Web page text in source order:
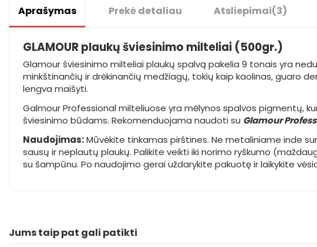
Aprašymas Prekė detaliau Atsliepimai(3)
GLAMOUR plaukų šviesinimo milteliai (500gr.)
Glamour šviesinimo milteliai plaukų spalvą pakelia 9 tonais yra
minkštinančių ir drėkinančių medžiagų, tokių kaip kaolinas, guaro
lengva maišyti.
Galmour Professional milteliuose yra mėlynos spalvos pigmentų,
šviesinimo būdams. Rekomenduojama naudoti su Glamour
Naudojimas:Mūvėkite tinkamas pirštines. Ne metaliniame inde
sausų ir neplautų plaukų. Palikite veikti iki norimo ryškumo
su šampūnu. Po naudojimo gerai uždarykite pakuotę ir laikykite
Jums taip pat gali patikti